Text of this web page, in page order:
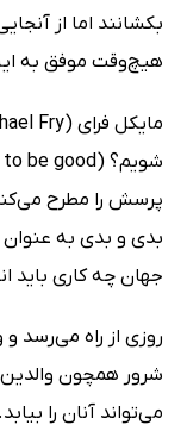
بکشانند اما از
هیچ‌وقت موفق به
پرسش را مطرح
بدی و بدی به عنوان
جهان چه کاری باید
روزی از راه می‌رسد و
شرور همچون والدین
می‌تواند آنان را